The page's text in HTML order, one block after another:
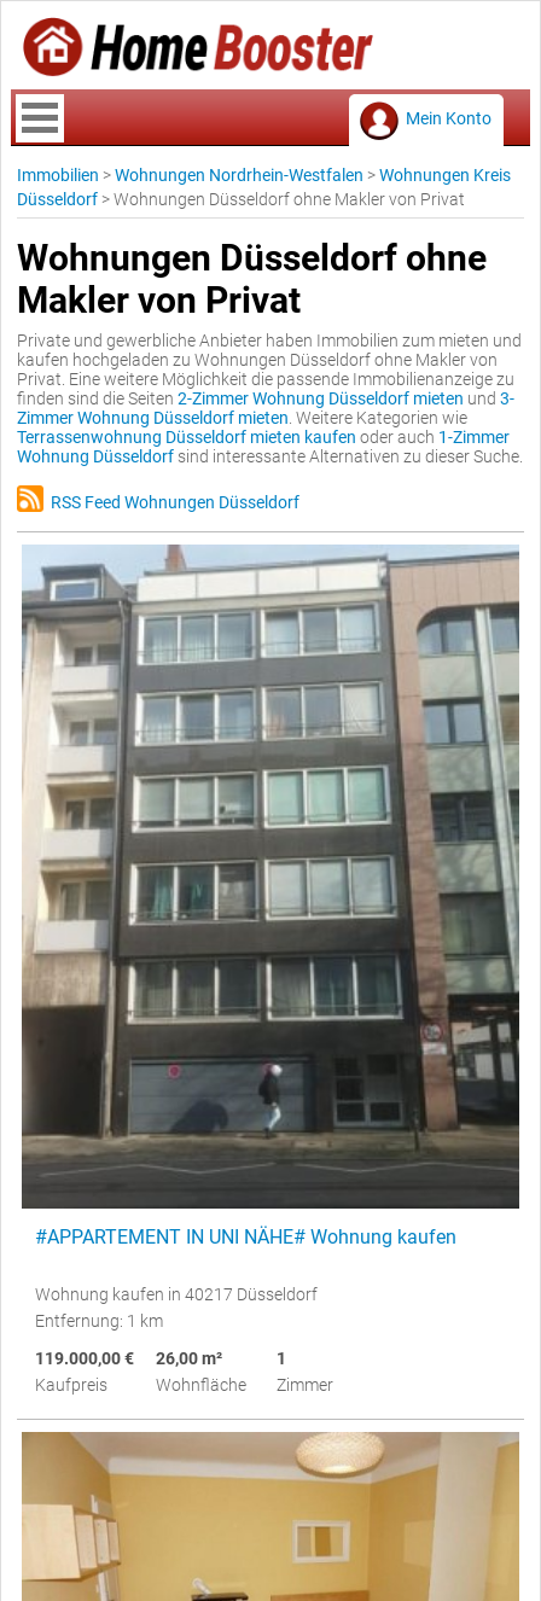
Mein Konto
Immobilien >Wohnungen Nordrhein-Westfalen >Wohnungen Kreis
Düsseldorf >Wohnungen Düsseldorf ohne Makler von Privat
Wohnungen Düsseldorf ohne
Makler von Privat
Private und gewerbliche Anbieter haben Immobilien zum mieten und
kaufen hochgeladen zu Wohnungen Düsseldorf ohne Makler von
Privat. Eine weitere Möglichkeit die passende Immobilienanzeige zu
finden sind die Seiten 2-Zimmer Wohnung Düsseldorf mieten und 3-
Zimmer Wohnung Düsseldorf mieten . Weitere Kategorien wie
Terrassenwohnung Düsseldorf mieten kaufen oder auch 1-Zimmer
Wohnung Düsseldorf sind interessante Alternativen zu dieser Suche.
RSS Feed Wohnungen Düsseldorf
#APPARTEMENT IN UNI NÄHE# Wohnung kaufen
Wohnung kaufen in 40217 Düsseldorf
Entfernung: 1 km
119.000,00 €
Kaufpreis
26,00 m²
Wohnfläche
1
Zimmer